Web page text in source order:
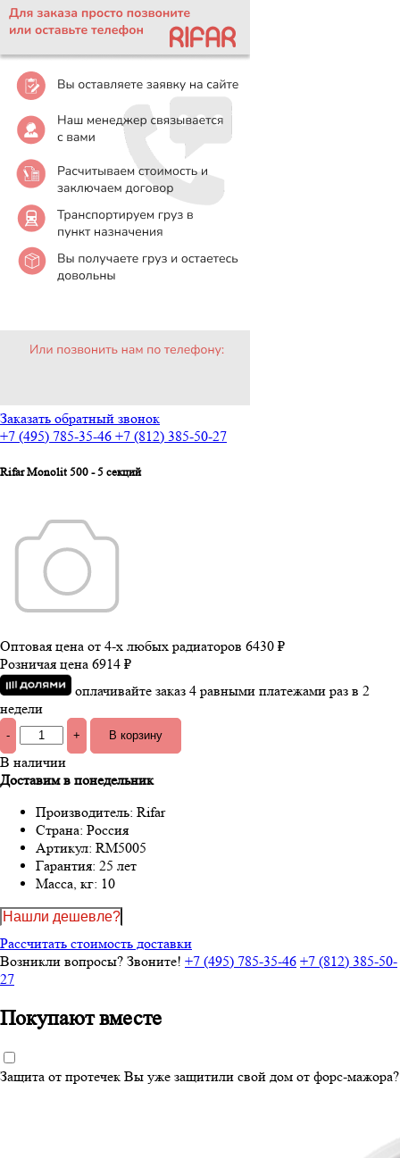
Заказать обратный звонок
+7 (495) 785-35-46 +7 (812) 385-50-27
Rifar Monolit 500 - 5 секций
Оптовая цена от 4-х любых радиаторов 6430 ₽
Розничая цена 6914 ₽
оплачивайте заказ 4 равными платежами раз в 2
недели
- +
В наличии
Доставим в понедельник
Производитель: Rifar
Страна: Россия
Артикул: RM5005
Гарантия: 25 лет
Масса, кг: 10
Нашли дешевле?
Рассчитать стоимость доставки
Возникли вопросы? Звоните! +7 (495) 785-35-46 +7 (812) 385-50-
27
Покупают вместе
Защита от протечек Вы уже защитили свой дом от форс-мажора?